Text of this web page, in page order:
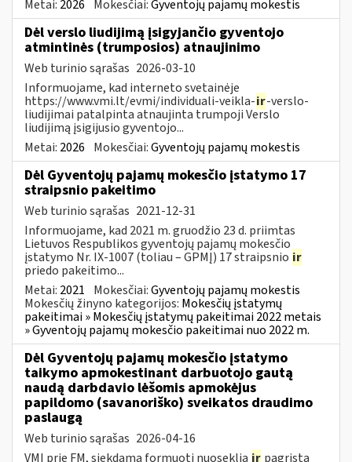
Metai: 2026 Mokesčiai:Gyventojų pajamų mokestis
Dėl verslo liudijimą įsigyjančio gyventojo
atmintinės (trumposios) atnaujinimo
Web turinio sąrašas 2026-03-10
Informuojame, kad interneto svetainėje
https://www.vmi.lt/evmi/individuali-veikla-ir-verslo-
liudijimai patalpinta atnaujinta trumpoji Verslo
liudijimą įsigijusio gyventojo...
Metai: 2026 Mokesčiai:Gyventojų pajamų mokestis
Dėl Gyventojų pajamų mokesčio įstatymo 17
straipsnio pakeitimo
Web turinio sąrašas 2021-12-31
Informuojame, kad 2021 m. gruodžio 23 d. priimtas
Lietuvos Respublikos gyventojų pajamų mokesčio
įstatymo Nr. IX-1007 (toliau – GPMĮ) 17 straipsnio ir
priedo pakeitimo...
Metai: 2021 Mokesčiai:Gyventojų pajamų mokestis
Mokesčių žinyno kategorijos: Mokesčių įstatymų
pakeitimai » Mokesčių įstatymų pakeitimai 2022 metais
» Gyventojų pajamų mokesčio pakeitimai nuo 2022 m.
Dėl Gyventojų pajamų mokesčio įstatymo
taikymo apmokestinant darbuotojo gautą
naudą darbdavio lėšomis apmokėjus
papildomo (savanoriško) sveikatos draudimo
paslaugą
Web turinio sąrašas 2026-04-16
VMI prie FM, siekdama formuoti nuoseklią ir pagrįstą